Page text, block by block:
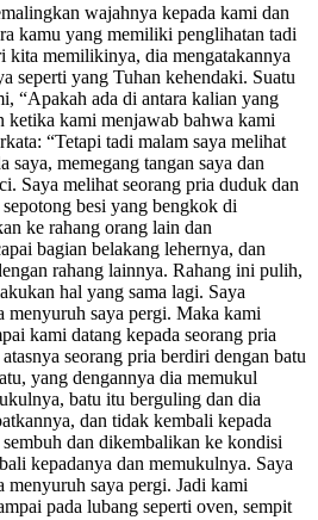
wajahnya kepada kami dan
kamu yang memiliki penglihatan tadi
kita memilikinya, dia mengatakannya
seperti yang Tuhan kehendaki. Suatu
“Apakah ada di antara kalian yang
ketika kami menjawab bahwa kami
“Tetapi tadi malam saya melihat
saya, memegang tangan saya dan
Saya melihat seorang pria duduk dan
besi yang bengkok di
ke rahang orang lain dan
bagian belakang lehernya, dan
rahang lainnya. Rahang ini pulih,
hal yang sama lagi. Saya
menyuruh saya pergi. Maka kami
kami datang kepada seorang pria
seorang pria berdiri dengan batu
yang dengannya dia memukul
batu itu berguling dan dia
dan tidak kembali kepada
dan dikembalikan ke kondisi
kepadanya dan memukulnya. Saya
menyuruh saya pergi. Jadi kami
pada lubang seperti oven, sempit